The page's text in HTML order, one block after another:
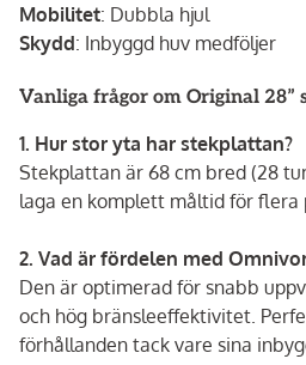
Mobilitet: Dubbla hjul
Skydd: Inbyggd huv medföljer
Vanliga frågor om Original 28”
1. Hur stor yta har stekplattan?
Stekplattan är 68 cm bred (28
laga en komplett måltid för flera
2. Vad är fördelen med
Den är optimerad för snabb
och hög bränsleeffektivitet.
förhållanden tack vare sina